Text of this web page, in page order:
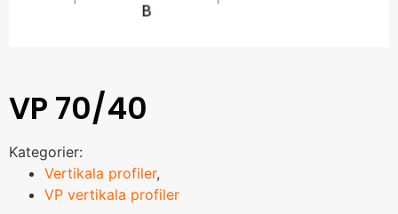
VP 70/40
Kategorier:
Vertikala profiler,
VP vertikala profiler